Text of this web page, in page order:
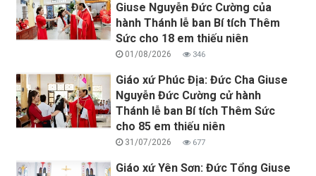
Giuse Nguyễn Đức Cường của
hành Thánh lễ ban Bí tích Thêm
Sức cho 18 em thiếu niên
01/08/2026 346
Giáo xứ Phúc Địa: Đức Cha Giuse
Nguyễn Đức Cường cử hành
Thánh lễ ban Bí tích Thêm Sức
cho 85 em thiếu niên
31/07/2026 677
Giáo xứ Yên Sơn: Đức Tổng Giuse